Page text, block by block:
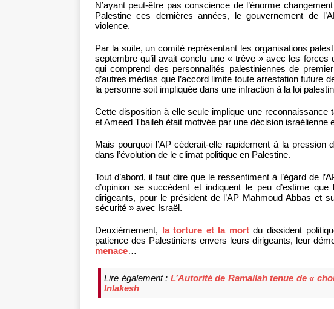
N’ayant peut-être pas conscience de l’énorme
Palestine ces dernières années, le gouvernement de
violence.
Par la suite, un comité représentant les organisations
septembre qu’il avait conclu une « trêve » avec les forces
qui comprend des personnalités palestiniennes de
d’autres médias que l’accord limite toute arrestation future
la personne soit impliquée dans une infraction à la loi
Cette disposition à elle seule implique une reconnaissance
et Ameed Tbaileh était motivée par une décision israélienne
Mais pourquoi l’AP céderait-elle rapidement à la
dans l’évolution de le climat politique en Palestine.
Tout d’abord, il faut dire que le ressentiment à l’égard de
d’opinion se succèdent et indiquent le peu d’estime
dirigeants, pour le président de l’AP Mahmoud Abbas et
sécurité » avec Israël.
Deuxièmement, la torture et la mortdu dissident
patience des Palestiniens envers leurs dirigeants, leur
menace…
Lire également : L’Autorité de Ramallah tenue de «
Inlakesh